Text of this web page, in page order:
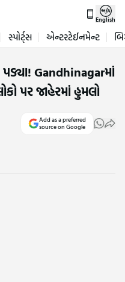
English
સ્પોર્ટ્સ એન્ટરટેઈનમેન્ટ
Gandhinagarમાં
પર જાહેરમાં હુમલો
Add as a preferred
source on Google